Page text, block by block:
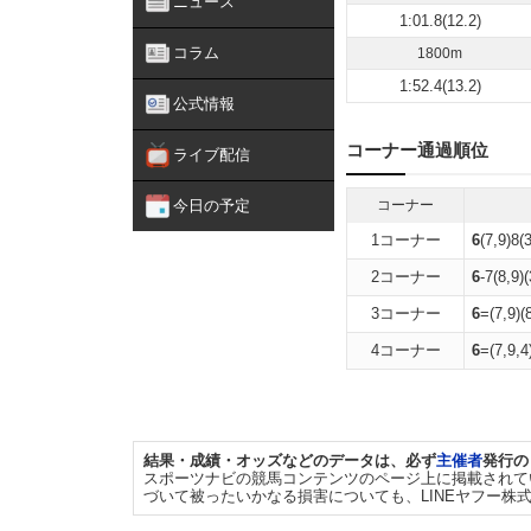
コラム
公式情報
ライブ配信
今日の予定
1:01.8(12.2)
1800m
1:52.4(13.2)
コーナー通過順位
コーナー
1コーナー 6
2コーナー 6-
3コーナー 6
4コーナー 6
結果・成績・オッズなどのデータは、必ず主催者発行
スポーツナビの競馬コンテンツのページ上に掲載され
づいて被ったいかなる損害についても、LINEヤフー株